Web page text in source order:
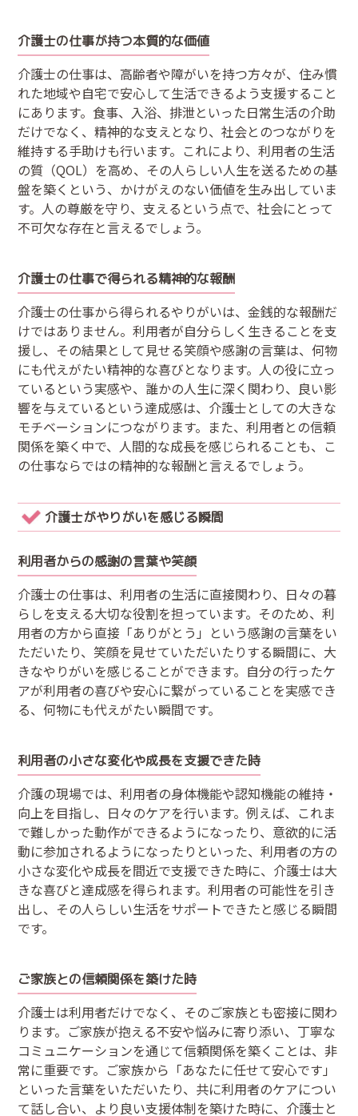
介護士の仕事が持つ本質的な価値
介護士の仕事は、高齢者や障がいを持つ方々が、住み慣
れた地域や自宅で安心して生活できるよう支援すること
にあります。食事、入浴、排泄といった日常生活の介助
だけでなく、精神的な支えとなり、社会とのつながりを
維持する手助けも行います。これにより、利用者の生活
の質（QOL）を高め、その人らしい人生を送るための基
盤を築くという、かけがえのない価値を生み出していま
す。人の尊厳を守り、支えるという点で、社会にとって
不可欠な存在と言えるでしょう。
介護士の仕事で得られる精神的な報酬
介護士の仕事から得られるやりがいは、金銭的な報酬だ
けではありません。利用者が自分らしく生きることを支
援し、その結果として見せる笑顔や感謝の言葉は、何物
にも代えがたい精神的な喜びとなります。人の役に立っ
ているという実感や、誰かの人生に深く関わり、良い影
響を与えているという達成感は、介護士としての大きな
モチベーションにつながります。また、利用者との信頼
関係を築く中で、人間的な成長を感じられることも、こ
の仕事ならではの精神的な報酬と言えるでしょう。
介護士がやりがいを感じる瞬間
利用者からの感謝の言葉や笑顔
介護士の仕事は、利用者の生活に直接関わり、日々の暮
らしを支える大切な役割を担っています。そのため、利
用者の方から直接「ありがとう」という感謝の言葉をい
ただいたり、笑顔を見せていただいたりする瞬間に、大
きなやりがいを感じることができます。自分の行ったケ
アが利用者の喜びや安心に繋がっていることを実感でき
る、何物にも代えがたい瞬間です。
利用者の小さな変化や成長を支援できた時
介護の現場では、利用者の身体機能や認知機能の維持・
向上を目指し、日々のケアを行います。例えば、これま
で難しかった動作ができるようになったり、意欲的に活
動に参加されるようになったりといった、利用者の方の
小さな変化や成長を間近で支援できた時に、介護士は大
きな喜びと達成感を得られます。利用者の可能性を引き
出し、その人らしい生活をサポートできたと感じる瞬間
です。
ご家族との信頼関係を築けた時
介護士は利用者だけでなく、そのご家族とも密接に関わ
ります。ご家族が抱える不安や悩みに寄り添い、丁寧な
コミュニケーションを通じて信頼関係を築くことは、非
常に重要です。ご家族から「あなたに任せて安心です」
といった言葉をいただいたり、共に利用者のケアについ
て話し合い、より良い支援体制を築けた時に、介護士と